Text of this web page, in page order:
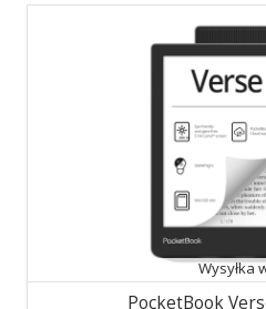
Wysyłka
PocketBook